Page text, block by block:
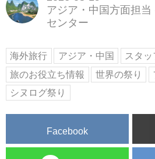
アジア・中国方面担当
センター
海外旅行 アジア・中国 スタ
旅のお役立ち情報
世界の祭り
シヌログ祭り
Facebook